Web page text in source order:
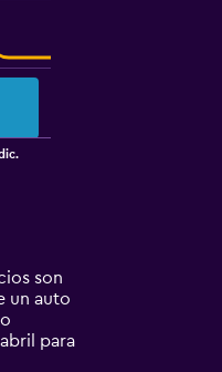
son
un auto
para